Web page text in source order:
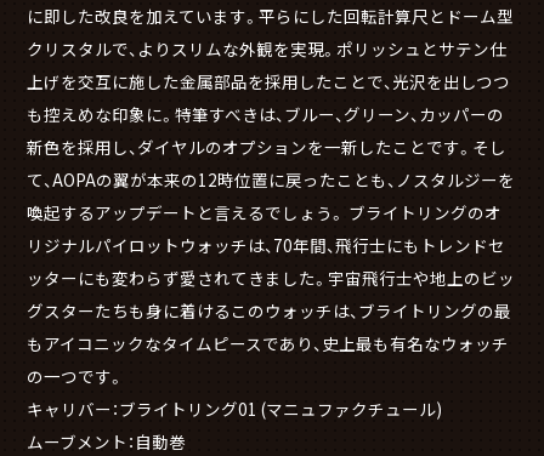
に即した改良を加えています。平らにした回転計算尺とドーム型
クリスタルで、よりスリムな外観を実現。ポリッシュとサテン仕
上げを交互に施した金属部品を採用したことで、光沢を出しつつ
も控えめな印象に。特筆すべきは、ブルー、グリーン、カッパーの
新色を採用し、ダイヤルのオプションを一新したことです。そし
て、AOPAの翼が本来の12時位置に戻ったことも、ノスタルジーを
喚起するアップデートと言えるでしょう。 ブライトリングのオ
リジナルパイロットウォッチは、70年間、飛行士にもトレンドセ
ッターにも変わらず愛されてきました。宇宙飛行士や地上のビッ
グスターたちも身に着けるこのウォッチは、ブライトリングの最
もアイコニックなタイムピースであり、史上最も有名なウォッチ
の一つです。
キャリバー：ブライトリング01 (マニュファクチュール)
ムーブメント：自動巻